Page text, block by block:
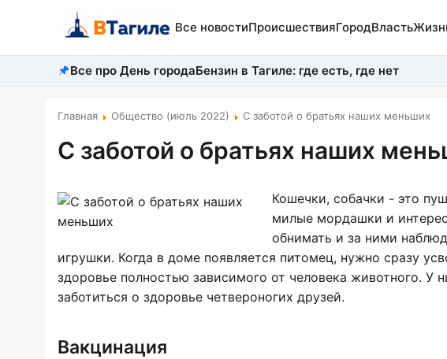
Все новостиПроисшествияГородВласть
Все про День городаБензин в Тагиле: где есть, где нет
Главная Общество (июль 2022) С заботой о братьях наших меньших
С заботой о братьях наших
Кошечки, собачки - это
милые мордашки и
обнимать и за ними
игрушки. Когда в доме появляется питомец, нужно сразу
здоровье полностью зависимого от человека животного.
заботиться о здоровье четвероногих друзей.
Вакцинация